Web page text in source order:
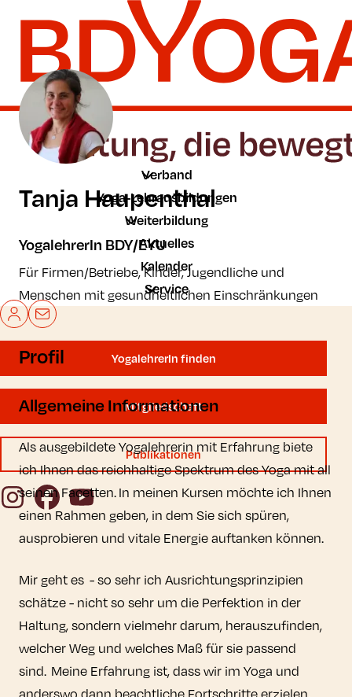
Zum Hauptinhalt der Seite springen
Zur Startseite navigieren
Verband
Yoga-Lehrausbildungen
Weiterbildung
Aktuelles
Kalender
Service
Mein BDYoga
Kontakt
YogalehrerIn finden
Mitgliedschaft
Publikationen
InstagramFacebookYouTube
Tanja Haupenthal
YogalehrerIn BDY/EYU
Für Firmen/Betriebe, Kinder, Jugendliche und
Menschen mit gesundheitlichen Einschränkungen
Profil
Allgemeine Informationen
Als ausgebildete Yogalehrerin mit Erfahrung biete
ich Ihnen das reichhaltige Spektrum des Yoga mit all
seinen Facetten. In meinen Kursen möchte ich Ihnen
einen Rahmen geben, in dem Sie sich spüren,
ausprobieren und vitale Energie auftanken können.
Mir geht es - so sehr ich Ausrichtungsprinzipien
schätze - nicht so sehr um die Perfektion in der
Haltung, sondern vielmehr darum, herauszufinden,
welcher Weg und welches Maß für sie passend
sind. Meine Erfahrung ist, dass wir im Yoga und